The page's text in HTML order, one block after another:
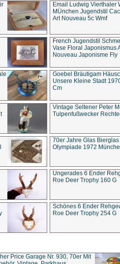
Email Ludwig Vierthaler
MÜnchen Jugendstil
Art Nouveau 5c Wmf
French Jugendstil
Vase Floral Japonismus
Nouveau Japonisme Fly
Goebel Bräutigam
Unsere Kleine Stadt
Cm
Vintage Seltener Peter
Tulpenfußwecker
70er Jahre Glas Bierglas
Olympiade 1972
Ungerades 6 Ender
Roe Deer Trophy 160 G
Schönes 6 Ender
Roe Deer Trophy 254 G
Price Garage Nr. 930, 70er Mit